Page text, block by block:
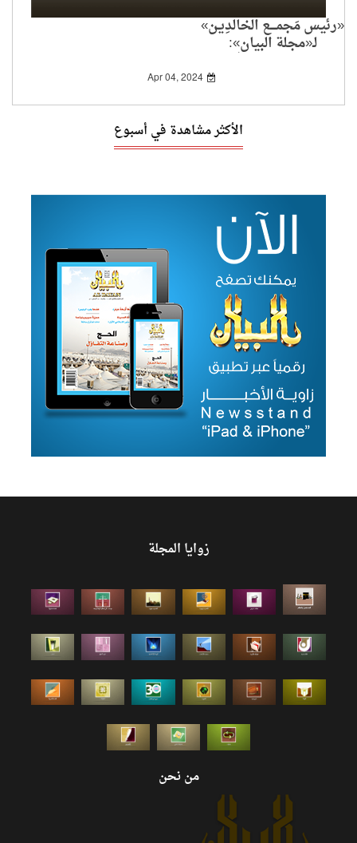
«رئيس مَجمــــع الخالدِيـن»
لـ«مجلة البيان»:
«التواصـل الثقـافــي»
Apr 04, 2024
الأكثر مشاهدة في أسبوع
زوايا المجلة
من نحن